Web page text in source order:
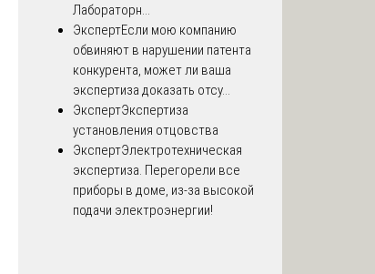
Лабораторн...
ЭкспертЕсли мою компанию
обвиняют в нарушении патента
конкурента, может ли ваша
экспертиза доказать отсу...
ЭкспертЭкспертиза
установления отцовства
ЭкспертЭлектротехническая
экспертиза. Перегорели все
приборы в доме, из-за высокой
подачи электроэнергии!